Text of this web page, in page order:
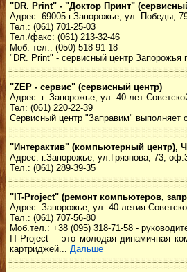
"DR. Print" - "Доктор Принт"
Адрес: 69005 г.Запорожье, ул. Победы,
Тел.: (061) 701-25-03
Тел./факс: (061) 213-32-46
Моб. тел.: (050) 518-91-18
"DR. Print" - сервисный центр Запорожья
"ZEP - сервис" (сервисный центр)
Адрес: г. Запорожье, ул. 40-лет
Тел: (061) 220-22-39
Сервисный центр "Заправим" выполняет
"Интерактив" (компьютерный центр),
Адрес: г.Запорожье, ул.Грязнова, 73,
Тел.: (061) 289-39-35
"IT-Project" (ремонт компьютеров,
Адрес: Запорожье, ул. 40-летия
Тел.: (061) 707-56-80
Моб.тел.: +38 (095) 318-71-58 -
IT-Project – это молодая динамичная
картриджей... Дальше